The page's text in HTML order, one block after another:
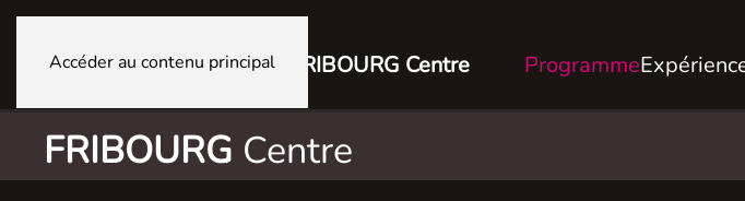
Accéder au contenu principal FRIBOURG Centre Programme
FRIBOURG Centre